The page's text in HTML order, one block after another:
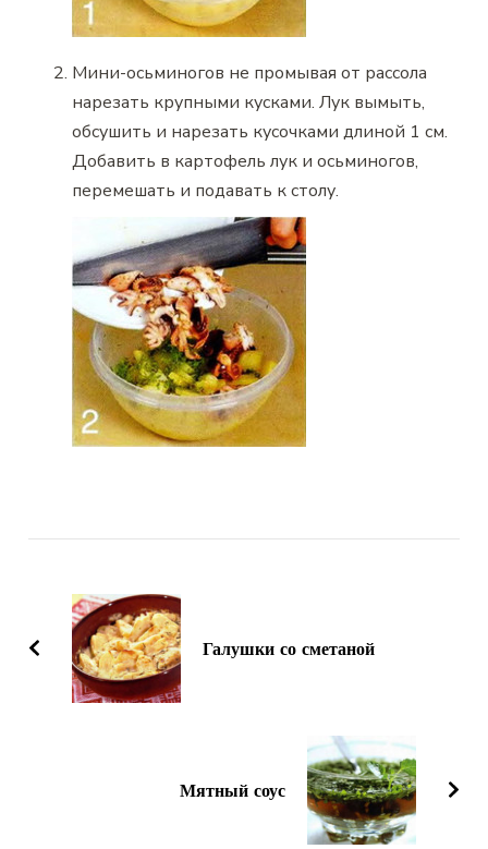
Мини-осьминогов не промывая от рассола
нарезать крупными кусками. Лук вымыть,
обсушить и нарезать кусочками длиной 1 см.
Добавить в картофель лук и осьминогов,
перемешать и подавать к столу.
записям
Галушки со сметаной
Мятный соус